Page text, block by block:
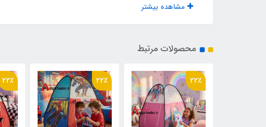
مشاهده بیشتر
محصولات مرتبط
22٪ 22٪ 22٪